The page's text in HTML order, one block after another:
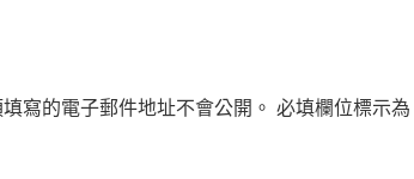
寫的電子郵件地址不會公開。 必填欄位標示為